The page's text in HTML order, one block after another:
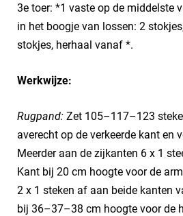
3e toer: *1 vaste op de middelste
in het boogje van lossen: 2
stokjes, herhaal vanaf *.
Werkwijze:
Rugpand: Zet 105–117–123
averecht op de verkeerde kant en
Meerder aan de zijkanten 6 x 1
Kant bij 20 cm hoogte voor de
2 x 1 steken af aan beide kanten
bij 36–37–38 cm hoogte voor de